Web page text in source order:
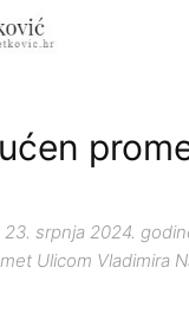
srpnja 2024.
Ulicom Vladimira